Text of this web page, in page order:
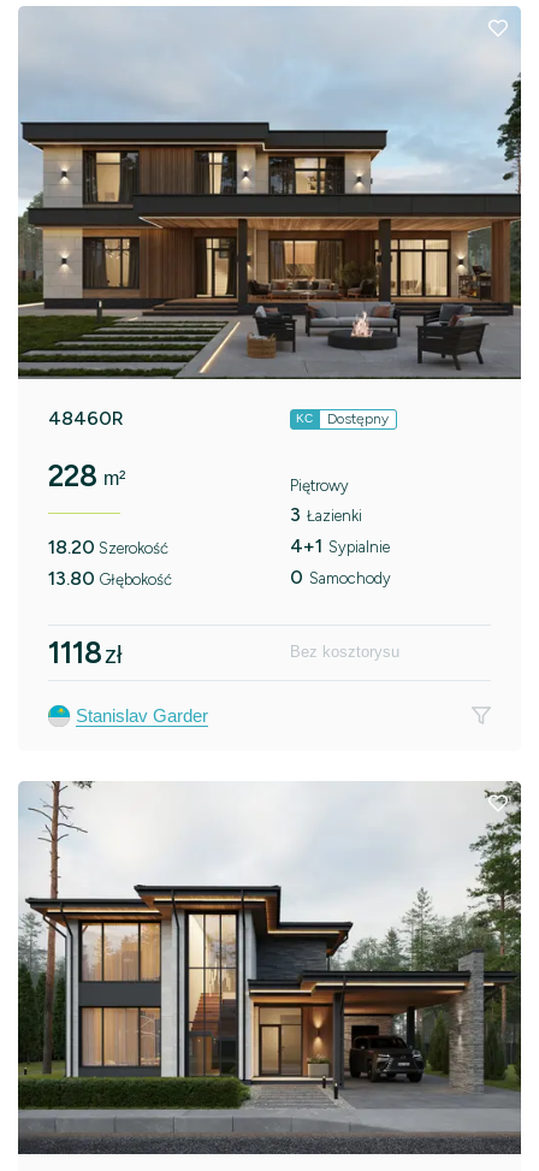
48460R KC Dostępny
228 m²
18.20 Szerokość
13.80 Głębokość
Piętrowy
3 Łazienki
4+1 Sypialnie
0 Samochody
1118zł Bez kosztorysu
Stanislav Garder